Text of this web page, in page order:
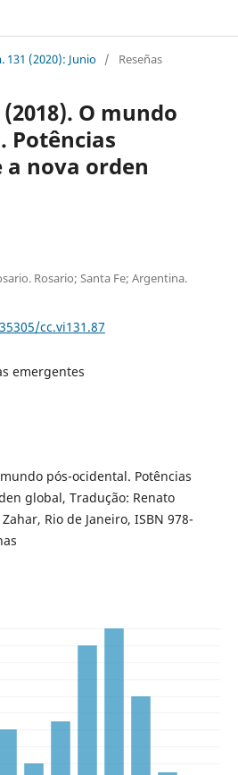
131 (2020): Junio / Reseñas
(2018). O mundo
Potências
a nova orden
Rosario; Santa Fe; Argentina.
cc.vi131.87
emergentes
mundo pós-ocidental. Potências
global, Tradução: Renato
Rio de Janeiro, ISBN 978-